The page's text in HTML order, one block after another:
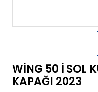
WİNG 50 İ SOL
KAPAĞI 2023